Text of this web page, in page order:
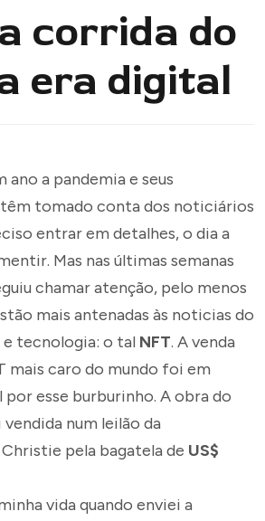
corrida do
era digital
ano a pandemia e seus
tomado conta dos noticiários
entrar em detalhes, o dia a
Mas nas últimas semanas
chamar atenção, pelo menos
mais antenadas às noticias do
tecnologia: o tal NFT. A venda
mais caro do mundo foi em
esse burburinho. A obra do
num leilão da
pela bagatela de US$
vida quando enviei a